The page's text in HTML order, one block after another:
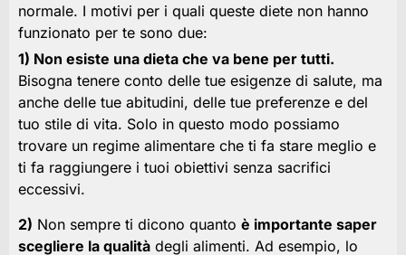
normale. I motivi per i quali queste diete non hanno
funzionato per te sono due:
1) Non esiste una dieta che va bene per tutti.
Bisogna tenere conto delle tue esigenze di salute, ma
anche delle tue abitudini, delle tue preferenze e del
tuo stile di vita. Solo in questo modo possiamo
trovare un regime alimentare che ti fa stare meglio e
ti fa raggiungere i tuoi obiettivi senza sacrifici
eccessivi.
2) Non sempre ti dicono quanto è importante saper
scegliere la qualità degli alimenti. Ad esempio, lo